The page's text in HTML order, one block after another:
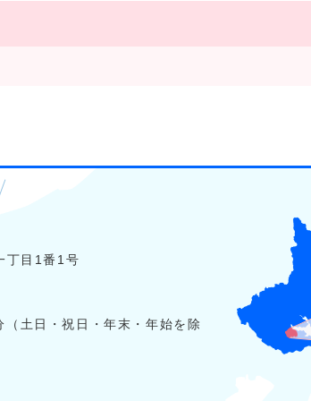
丁目1番1号
土日・祝日・年末・年始を除